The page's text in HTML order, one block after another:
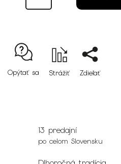
Opýtať sa Strážiť Zdieľať
13 predajní
po celom Slovensku